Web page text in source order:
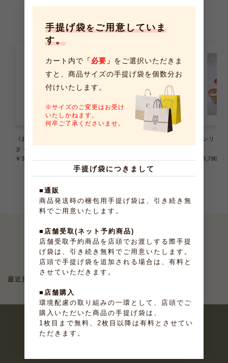
《お届けは9/22まで》テリー
ヌ・ドゥ・フリュイ 6種6個入
￥3,240
アンリ・
￥3,780
最近見たお菓子
最近見た商品がありません。
手提げ袋をご用意していま
す。
カート内で 「必要」 をご選択いただきま
すと、 商品サイズの手提げ袋を個数分お
付けいたします。
※サイズのご変更はお受け
いたしかねます。
何卒ご了承くださいませ。
手提げ袋につきまして
■通販
商品発送時の梱包用手提げ袋は、引き続き無
料でご用意いたします。
■店舗受取(ネット予約商品)
店舗受取予約商品を店頭でお渡しする際手提
げ袋は、引き続き無料でご用意いたします。
店頭で手提げ袋を追加される場合は、有料と
させていただきます。
■店舗購入
環境配慮の取り組みの一環として、店頭でご
購入いただいた商品の手提げ袋は、
1枚目まで無料、2枚目以降は有料とさせてい
ただきます。